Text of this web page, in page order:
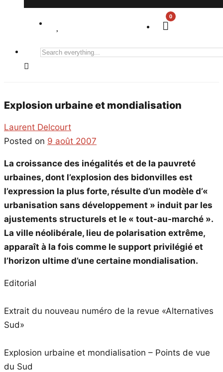
0
Search
Explosion urbaine et mondialisation
Laurent Delcourt
Posted on 9 août 2007
La croissance des inégalités et de la pauvreté
urbaines, dont l’explosion des bidonvilles est
l’expression la plus forte, résulte d’un modèle d’«
urbanisation sans développement » induit par les
ajustements structurels et le « tout-au-marché ».
La ville néolibérale, lieu de polarisation extrême,
apparaît à la fois comme le support privilégié et
l’horizon ultime d’une certaine mondialisation.
Editorial
Extrait du nouveau numéro de la revue «Alternatives
Sud»
Explosion urbaine et mondialisation – Points de vue
du Sud